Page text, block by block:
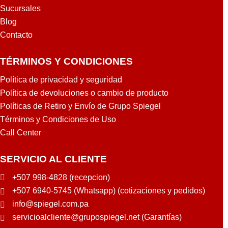
Sucursales
Blog
Contacto
TÉRMINOS Y CONDICIONES
Política de privacidad y seguridad
Política de devoluciones o cambio de producto
Políticas de Retiro y Envío de Grupo Spiegel
Términos y Condiciones de Uso
Call Center
SERVICIO AL CLIENTE
+507 998-4828 (recepcion)
+507 6940-5745 (Whatsapp) (cotizaciones y pedidos)
info@spiegel.com.pa
servicioalcliente@grupospiegel.net (Garantías)